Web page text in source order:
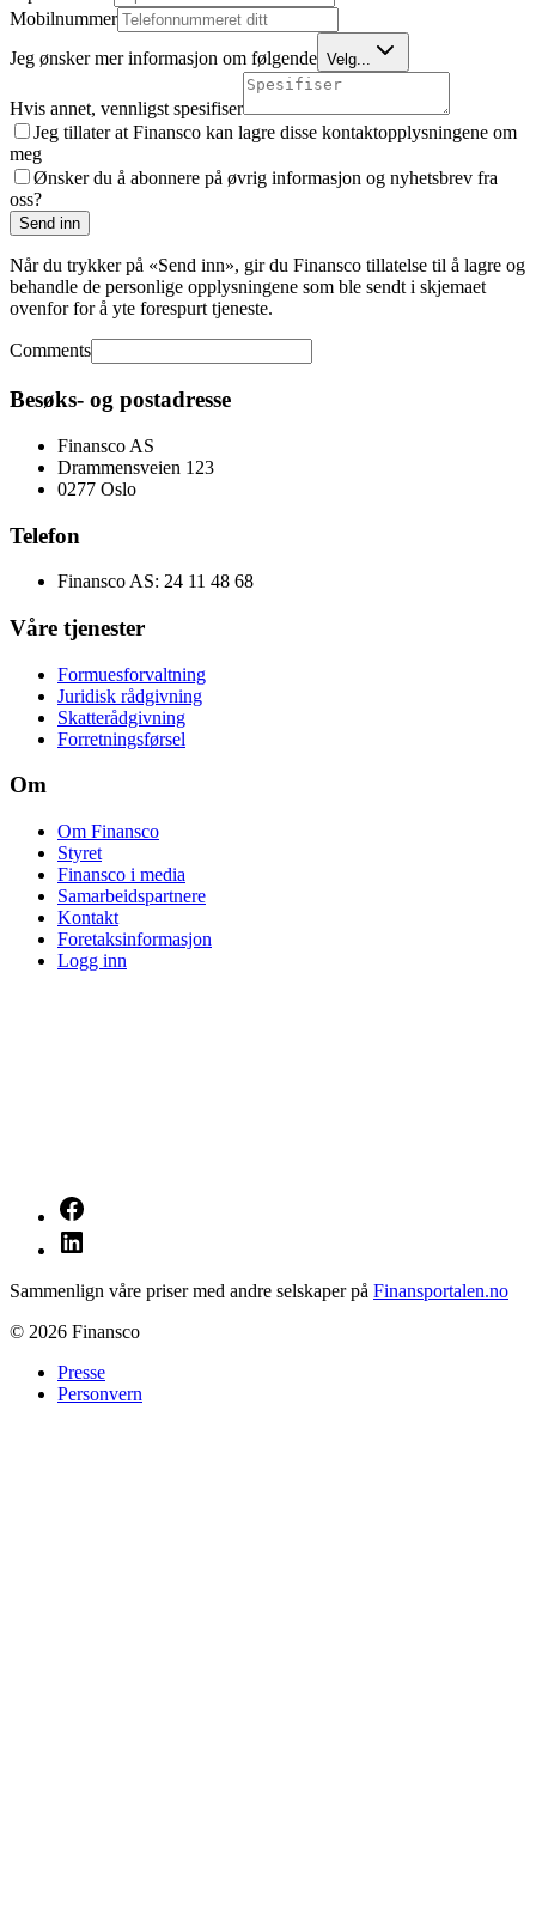
Mobilnummer
Jeg ønsker mer informasjon om følgende Velg...
Hvis annet, vennligst spesifiser
Jeg tillater at Finansco kan lagre disse kontaktopplysningene om
meg
Ønsker du å abonnere på øvrig informasjon og nyhetsbrev fra
oss?
Send inn
Når du trykker på «Send inn», gir du Finansco tillatelse til å lagre og
behandle de personlige opplysningene som ble sendt i skjemaet
ovenfor for å yte forespurt tjeneste.
Comments
Besøks- og postadresse
Finansco AS
Drammensveien 123
0277 Oslo
Telefon
Finansco AS: 24 11 48 68
Våre tjenester
Formuesforvaltning
Juridisk rådgivning
Skatterådgivning
Forretningsførsel
Om
Om Finansco
Styret
Finansco i media
Samarbeidspartnere
Kontakt
Foretaksinformasjon
Logg inn
Sammenlign våre priser med andre selskaper på Finansportalen.no
© 2026 Finansco
Presse
Personvern